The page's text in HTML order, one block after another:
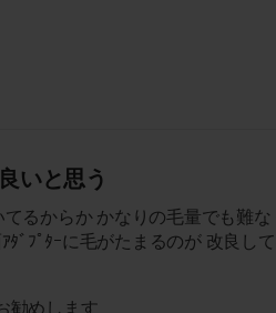
いと思う
てるからか かなりの毛量でも難な
ﾀﾞﾌﾟﾀｰに毛がたまるのが 改良し
勧めします